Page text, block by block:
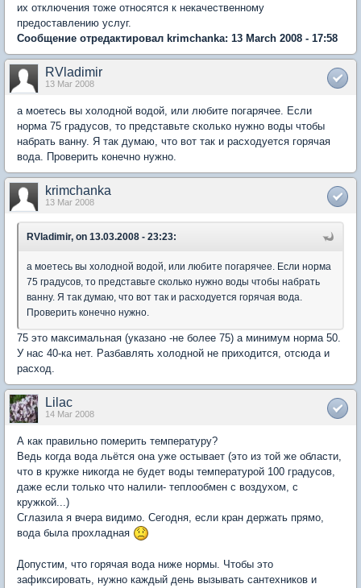
их отключения тоже относятся к некачественному
предоставлению услуг.
Сообщение отредактировал krimchanka: 13 March 2008 - 17:58
RVladimir
13 Mar 2008
а моетесь вы холодной водой, или любите погарячее. Если
норма 75 градусов, то представьте сколько нужно воды чтобы
набрать ванну. Я так думаю, что вот так и расходуется горячая
вода. Проверить конечно нужно.
krimchanka
13 Mar 2008
RVladimir, on 13.03.2008 - 23:23:
а моетесь вы холодной водой, или любите погарячее. Если норма
75 градусов, то представьте сколько нужно воды чтобы набрать
ванну. Я так думаю, что вот так и расходуется горячая вода.
Проверить конечно нужно.
75 это максимальная (указано -не более 75) а минимум норма 50.
У нас 40-ка нет. Разбавлять холодной не приходится, отсюда и
расход.
Lilac
14 Mar 2008
А как правильно померить температуру?
Ведь когда вода льётся она уже остывает (это из той же области,
что в кружке никогда не будет воды температурой 100 градусов,
даже если только что налили- теплообмен с воздухом, с
кружкой...)
Сглазила я вчера видимо. Сегодня, если кран держать прямо,
вода была прохладная
Допустим, что горячая вода ниже нормы. Чтобы это
зафиксировать, нужно каждый день вызывать сантехников и